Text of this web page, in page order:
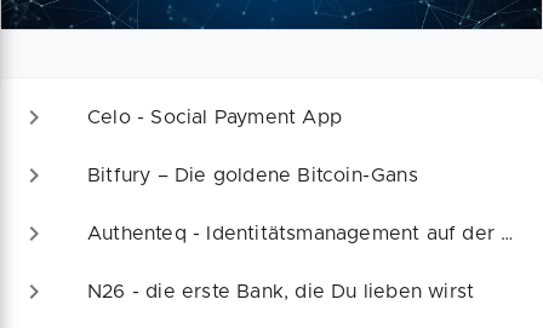
Celo - Social Payment App
Bitfury – Die goldene Bitcoin-Gans
Authenteq - Identitätsmanagement auf der Blockchain
N26 - die erste Bank, die Du lieben wirst